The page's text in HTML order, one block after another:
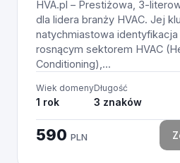
HVA.pl – Prestiżowa, 3-
dla lidera branży HVAC. Jej
natychmiastowa
rosnącym sektorem HVAC
Conditioning),...
Wiek domeny
1 rok
Długość
3 znaków
590 PLN